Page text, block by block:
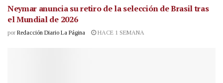
Neymar anuncia su retiro de la selección de Brasil tras
el Mundial de 2026
por Redacción Diario La Página HACE 1 SEMANA